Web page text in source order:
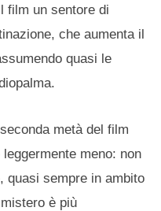
film un sentore di
che aumenta il
quasi le
metà del film
meno: non
quasi sempre in ambito
è più